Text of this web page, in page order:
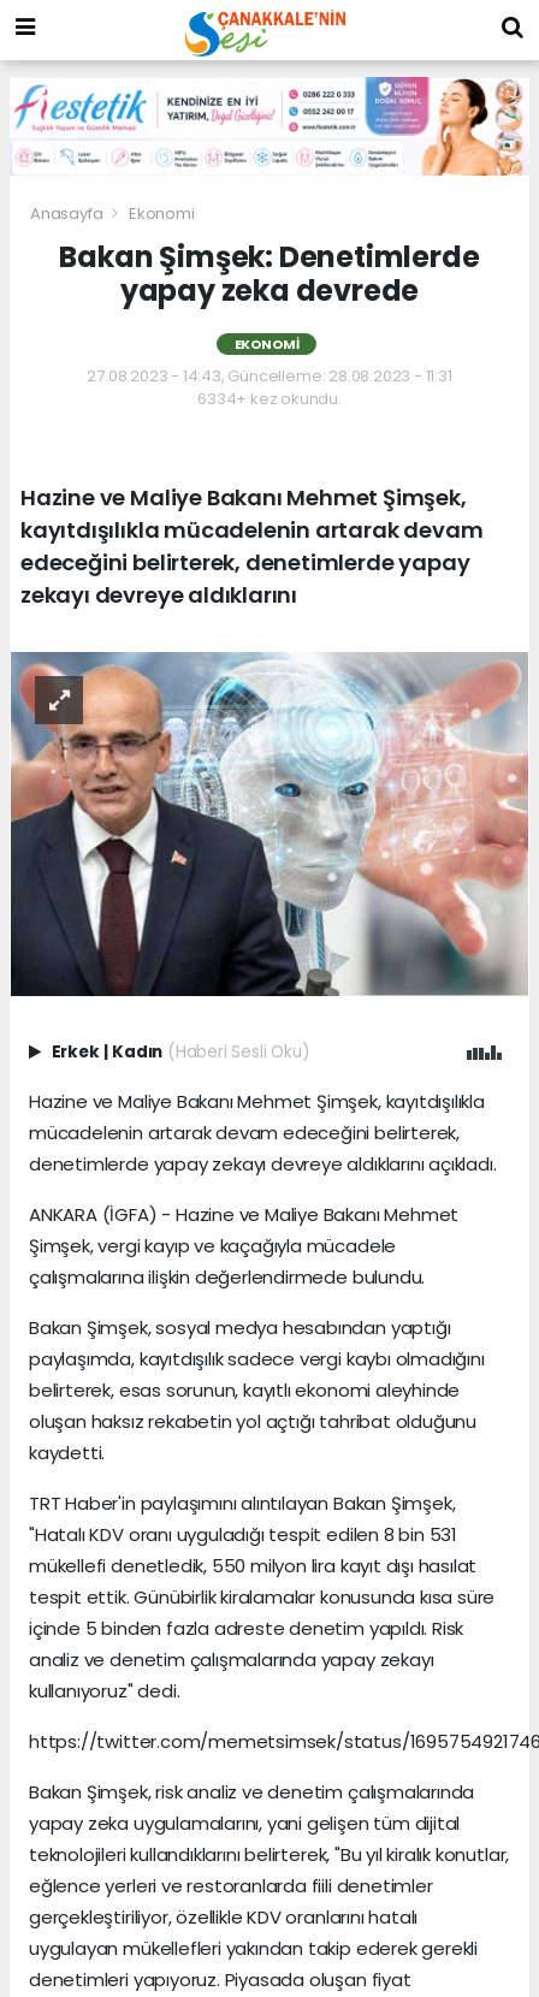
Anasayfa Ekonomi
Bakan Şimşek: Denetimlerde
yapay zeka devrede
EKONOMI
27.08.2023 - 14:43, Güncelleme: 28.08.2023 - 11:31
6334+ kez okundu.
Hazine ve Maliye Bakanı Mehmet Şimşek,
kayıtdışılıkla mücadelenin artarak devam
edeceğini belirterek, denetimlerde yapay
zekayı devreye aldıklarını
Erkek Kadın (Haberi Sesli Oku)
Hazine ve Maliye Bakanı Mehmet Şimşek, kayıtdışılıkla
mücadelenin artarak devam edeceğini belirterek,
denetimlerde yapay zekayı devreye aldıklarını açıkladı.
ANKARA (İGFA) - Hazine ve Maliye Bakanı Mehmet
Şimşek, vergi kayıp ve kaçağıyla mücadele
çalışmalarına ilişkin değerlendirmede bulundu.
Bakan Şimşek, sosyal medya hesabından yaptığı
paylaşımda, kayıtdışılık sadece vergi kaybı olmadığını
belirterek, esas sorunun, kayıtlı ekonomi aleyhinde
oluşan haksız rekabetin yol açtığı tahribat olduğunu
kaydetti.
TRT Haber'in paylaşımını alıntılayan Bakan Şimşek,
"Hatalı KDV oranı uyguladığı tespit edilen 8 bin 531
mükellefi denetledik, 550 milyon lira kayıt dışı hasılat
tespit ettik. Günübirlik kiralamalar konusunda kısa süre
içinde 5 binden fazla adreste denetim yapıldı. Risk
analiz ve denetim çalışmalarında yapay zekayı
kullanıyoruz" dedi.
https://twitter.com/memetsimsek/status/
Bakan Şimşek, risk analiz ve denetim çalışmalarında
yapay zeka uygulamalarını, yani gelişen tüm dijital
teknolojileri kullandıklarını belirterek, "Bu yıl kiralık konutlar,
eğlence yerleri ve restoranlarda fiili denetimler
gerçekleştiriliyor, özellikle KDV oranlarını hatalı
uygulayan mükellefleri yakından takip ederek gerekli
denetimleri yapıyoruz. Piyasada oluşan fiyat